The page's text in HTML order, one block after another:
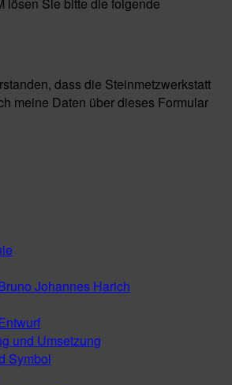
dass die Steinmetzwerkstatt
meine Daten über dieses Formular
Johannes Harich
und Umsetzung
Symbol